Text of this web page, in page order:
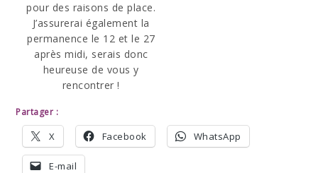
pour des raisons de place.
J’assurerai également la
permanence le 12 et le 27
après midi, serais donc
heureuse de vous y
rencontrer !
Partager :
X Facebook WhatsApp
E-mail